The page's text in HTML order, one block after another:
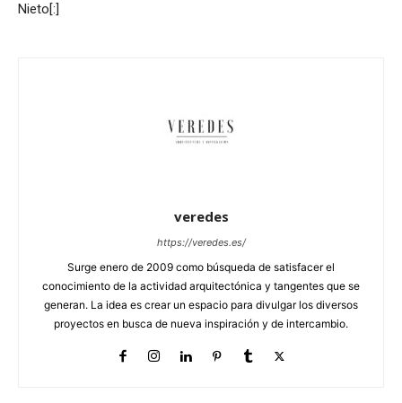
Nieto[:]
veredes
https://veredes.es/
Surge enero de 2009 como búsqueda de satisfacer el
conocimiento de la actividad arquitectónica y tangentes que se
generan. La idea es crear un espacio para divulgar los diversos
proyectos en busca de nueva inspiración y de intercambio.